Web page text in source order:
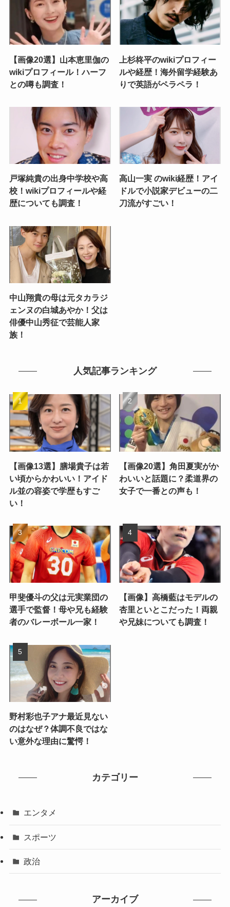
【画像20選】山本恵里伽の
wikiプロフィール！ハーフ
との噂も調査！
上杉柊平のwikiプロフィー
ルや経歴！海外留学経験あ
りで英語がペラペラ！
戸塚純貴の出身中学校や高
校！wikiプロフィールや経
歴についても調査！
高山一実 のwiki経歴！アイ
ドルで小説家デビューの二
刀流がすごい！
中山翔貴の母は元タカラジ
ェンヌの白城あやか！父は
俳優中山秀征で芸能人家
族！
人気記事ランキング
【画像13選】膳場貴子は若
い頃からかわいい！アイド
ル並の容姿で学歴もすご
い！
【画像20選】角田夏実がか
わいいと話題に？柔道界の
女子で一番との声も！
甲斐優斗の父は元実業団の
選手で監督！母や兄も経験
者のバレーボール一家！
【画像】高橋藍はモデルの
杏里といとこだった！両親
や兄妹についても調査！
野村彩也子アナ最近見ない
のはなぜ？体調不良ではな
い意外な理由に驚愕！
カテゴリー
エンタメ
スポーツ
政治
アーカイブ